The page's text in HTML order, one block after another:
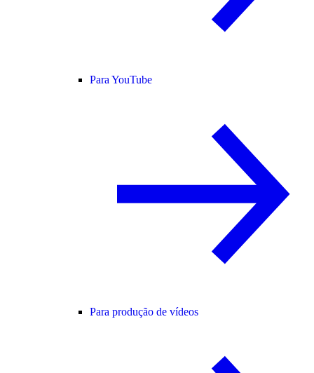
Para YouTube
Para produção de vídeos